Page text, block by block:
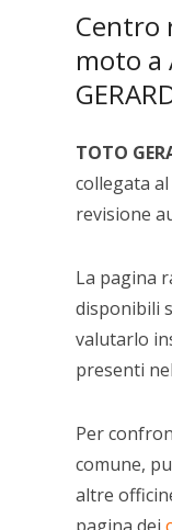
Centro
moto a
TOTO
collegata
revisione
La pagina
disponibili
valutarlo
presenti
Per
comune,
altre